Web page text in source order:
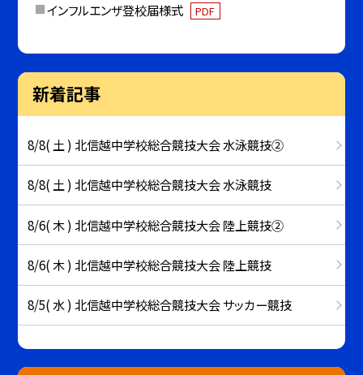
インフルエンザ登校届様式 PDF
新着記事
8/8( 土 ) 北信越中学校総合競技大会 水泳競技②
8/8( 土 ) 北信越中学校総合競技大会 水泳競技
8/6( 木 ) 北信越中学校総合競技大会 陸上競技②
8/6( 木 ) 北信越中学校総合競技大会 陸上競技
8/5( 水 ) 北信越中学校総合競技大会 サッカー競技